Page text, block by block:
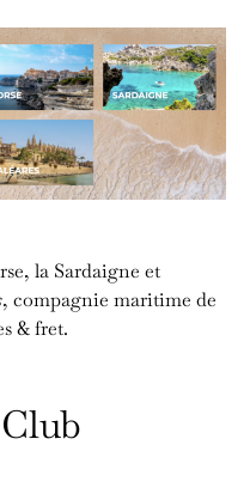
la Sardaigne et
, compagnie maritime de
& fret.